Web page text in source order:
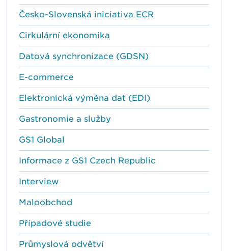
Česko-Slovenská iniciativa ECR
Cirkulární ekonomika
Datová synchronizace (GDSN)
E-commerce
Elektronická výměna dat (EDI)
Gastronomie a služby
GS1 Global
Informace z GS1 Czech Republic
Interview
Maloobchod
Případové studie
Průmyslová odvětví